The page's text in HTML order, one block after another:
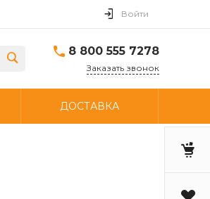
Войти
8 800 555 7278
Заказать звонок
ДОСТАВКА